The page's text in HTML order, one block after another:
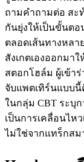
ถามคำถามต่อ ส
กันยุ่งให้เป็นขั้นต
ตลอดเส้นทางหล
สังเกตเองออกมา
สตอกโฮล์ม ผู้เข้าร่
จับแพตเทิร์นแบบ
ในกลุ่ม CBT ระบุ
เป็นการเคลื่อนไห
ไม่ใช่จากแทร็กสม